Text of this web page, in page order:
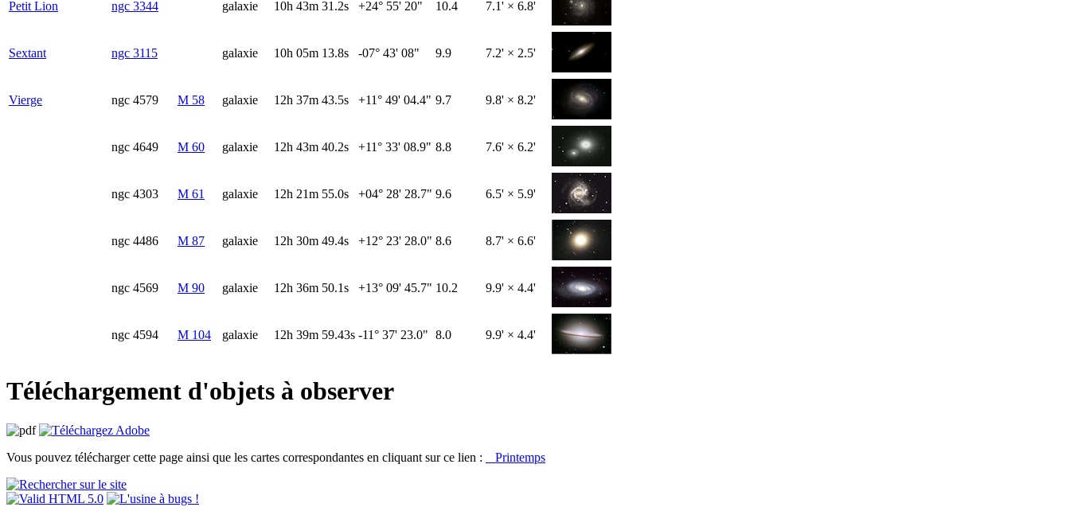
Petit Lion ngc 3344 galaxie 10h 43m 31.2s +24° 55' 20" 10.4 7.1' × 6.8'
Sextant ngc 3115 galaxie 10h 05m 13.8s -07° 43' 08" 9.9 7.2' × 2.5'
Vierge ngc 4579 M 58 galaxie 12h 37m 43.5s +11° 49' 04.4" 9.7 9.8' × 8.2'
ngc 4649 M 60 galaxie 12h 43m 40.2s +11° 33' 08.9" 8.8 7.6' × 6.2'
ngc 4303 M 61 galaxie 12h 21m 55.0s +04° 28' 28.7" 9.6 6.5' × 5.9'
ngc 4486 M 87 galaxie 12h 30m 49.4s +12° 23' 28.0" 8.6 8.7' × 6.6'
ngc 4569 M 90 galaxie 12h 36m 50.1s +13° 09' 45.7" 10.2 9.9' × 4.4'
ngc 4594 M 104 galaxie 12h 39m 59.43s -11° 37' 23.0" 8.0 9.9' × 4.4'
Téléchargement d'objets à observer
Vous pouvez télécharger cette page ainsi que les cartes correspondantes en cliquant sur ce lien : Printemps